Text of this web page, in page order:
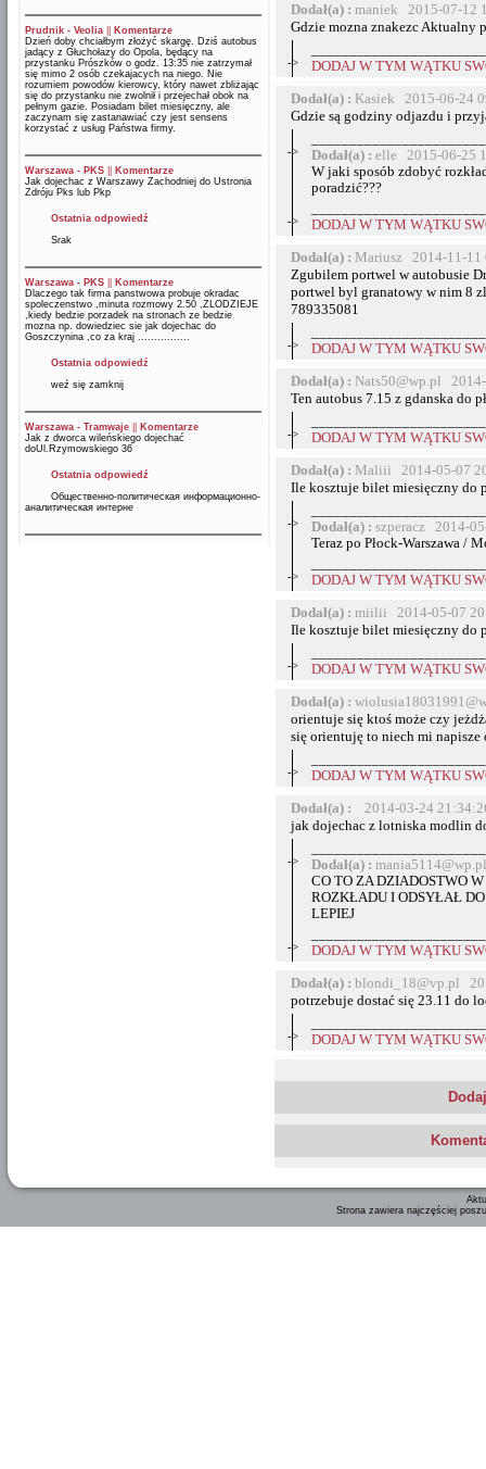
Prudnik - Veolia
Komentarze
Dzień doby chciałbym złożyć skargę. Dziś autobus
jadący z Głuchołazy do Opola, będący na
przystanku Prószków o godz. 13:35 nie zatrzymał
się mimo 2 osób czekajacych na niego. Nie
rozumiem powodów kierowcy, który nawet zbliżając
się do przystanku nie zwolnił i przejechał obok na
pełnym gazie. Posiadam bilet miesięczny, ale
zaczynam się zastanawiać czy jest sensens
korzystać z usług Państwa firmy.
Warszawa - PKS
Komentarze
Jak dojechac z Warszawy Zachodniej do Ustronia
Zdróju Pks lub Pkp
Ostatnia odpowiedź
Srak
Warszawa - PKS
Komentarze
Dlaczego tak firma panstwowa probuje okradac
spoleczenstwo ,minuta rozmowy 2.50 ,ZLODZIEJE
,kiedy bedzie porzadek na stronach ze bedzie
mozna np. dowiedziec sie jak dojechac do
Goszczynina ,co za kraj ................
Ostatnia odpowiedź
weź się zamknij
Warszawa - Tramwaje
Komentarze
Jak z dworca wileńskiego dojechać
doUl.Rzymowskiego 36
Ostatnia odpowiedź
Общественно-политическая информационно-
аналитическая интерне
Dodał(a) : maniek 2015-07-12
Gdzie mozna znakezc Aktualny
->
DODAJ W TYM WĄTKU
Dodał(a) : Kasiek 2015-06-24
Gdzie są godziny odjazdu i
->
Dodał(a) : elle 2015-06-25
W jaki sposób zdobyć
poradzić???
->
DODAJ W TYM WĄTKU
Dodał(a) : Mariusz 2014-11-11
Zgubilem portwel w autobusie
portwel byl granatowy w nim 8
789335081
->
DODAJ W TYM WĄTKU
Dodał(a) : Nats50@wp.pl
Ten autobus 7.15 z gdanska do
->
DODAJ W TYM WĄTKU
Dodał(a) : Maliii 2014-05-07
Ile kosztuje bilet miesięczny do
->
Dodał(a) : szperacz 2014-
Teraz po Płock-Warszawa /
->
DODAJ W TYM WĄTKU
Dodał(a) : miilii 2014-05-07
Ile kosztuje bilet miesięczny do
->
DODAJ W TYM WĄTKU
Dodał(a) :
orientuje się ktoś może czy
się orientuję to niech mi
->
DODAJ W TYM WĄTKU
Dodał(a) :
2014-03-24
jak dojechac z lotniska modlin
->
Dodał(a) :
CO TO ZA DZIADOSTWO
ROZKŁADU I ODSYŁAŁ
LEPIEJ
->
DODAJ W TYM WĄTKU
Dodał(a) : blondi_18@vp.pl
potrzebuje dostać się 23.11 do
->
DODAJ W TYM WĄTKU
Strona zawiera najczęściej